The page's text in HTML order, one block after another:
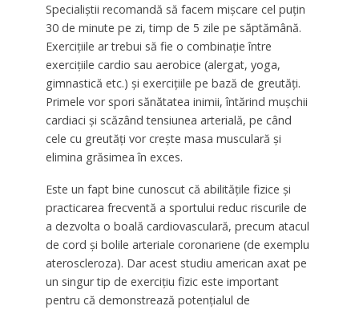
Specialiștii recomandă să facem mișcare cel puțin
30 de minute pe zi, timp de 5 zile pe săptămână.
Exercițiile ar trebui să fie o combinație între
exercițiile cardio sau aerobice (alergat, yoga,
gimnastică etc.) și exercițiile pe bază de greutăți.
Primele vor spori sănătatea inimii, întărind mușchii
cardiaci și scăzând tensiunea arterială, pe când
cele cu greutăți vor crește masa musculară și
elimina grăsimea în exces.
Este un fapt bine cunoscut că abilitățile fizice și
practicarea frecventă a sportului reduc riscurile de
a dezvolta o boală cardiovasculară, precum atacul
de cord și bolile arteriale coronariene (de exemplu
ateroscleroza). Dar acest studiu american axat pe
un singur tip de exercițiu fizic este important
pentru că demonstrează potențialul de